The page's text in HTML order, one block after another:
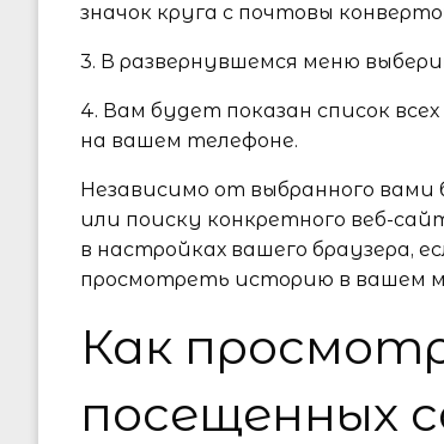
значок круга с почтовы
3. В развернувшемся меню
4. Вам будет показан список
на вашем телефоне.
Независимо от выбранного
или поиску конкретного веб-
в настройках вашего браузера,
просмотреть историю в вашем
Как
посещенных